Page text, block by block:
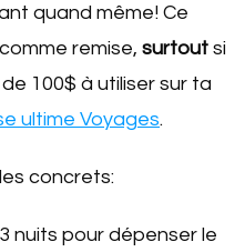
quand même! Ce
remise, surtout si
100$ à utiliser sur ta
ultime Voyages.
concrets:
nuits pour dépenser le